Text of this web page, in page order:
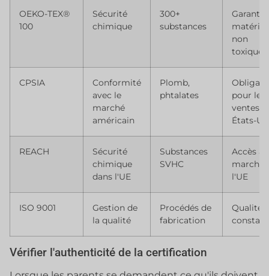
OEKO-TEX®
100
Sécurité
chimique
300+
substances
Garantir
non
toxiques
CPSIA
Conformité
avec le
marché
américain
Plomb,
phtalates
pour les
ventes
États-
REACH
Sécurité
chimique
dans l'UE
Substances
SVHC
Accès au
marché
l'UE
ISO 9001
Gestion de
la qualité
Procédés de
fabrication
Qualité
Vérifier l'authenticité de la certification